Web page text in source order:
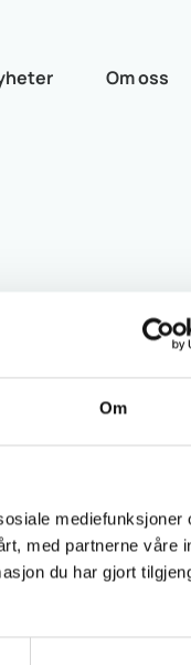
Om
mediefunksjoner
med partnerne våre
du har gjort
Om oss
i august måned.